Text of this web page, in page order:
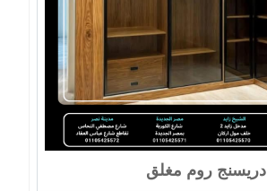
دريسنج روم مغلق